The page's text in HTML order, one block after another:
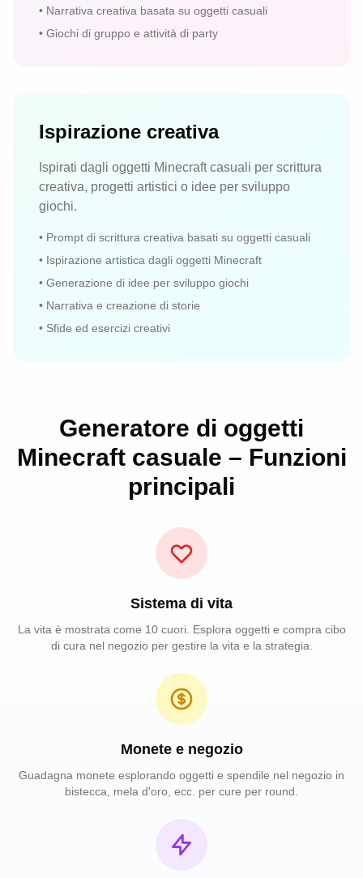
• Narrativa creativa basata su oggetti casuali
• Giochi di gruppo e attività di party
Ispirazione creativa
Ispirati dagli oggetti Minecraft casuali per scrittura
creativa, progetti artistici o idee per sviluppo
giochi.
• Prompt di scrittura creativa basati su oggetti casuali
• Ispirazione artistica dagli oggetti Minecraft
• Generazione di idee per sviluppo giochi
• Narrativa e creazione di storie
• Sfide ed esercizi creativi
Generatore di oggetti
Minecraft casuale – Funzioni
principali
Sistema di vita
La vita è mostrata come 10 cuori. Esplora oggetti e compra cibo
di cura nel negozio per gestire la vita e la strategia.
Monete e negozio
Guadagna monete esplorando oggetti e spendile nel negozio in
bistecca, mela d'oro, ecc. per cure per round.